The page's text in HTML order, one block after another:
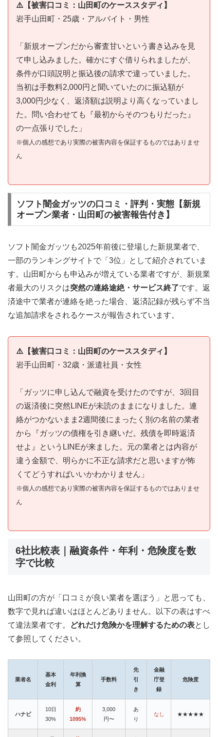
⚠️【被害口コミ：山田町のケーススタディ】
岩手山田町・25歳・アルバイト・男性
「新規オープンだから審査甘いという書き込みを見
て申し込みました。確かにすぐ借りられましたが、
条件が口頭説明と振込後の請求で違っていました。
当初は手数料2,000円と聞いていたのに振込額が
3,000円少なく、返済額は説明より高くなっていまし
た。問い合わせても『最初からそのつもりだった』
の一点張りでした」
※個人の感想であり実際の被害内容を保証するものではありませ
ん
ソフト闇金ガッツの口コミ・評判・実態【新規
オープン業者・山田町の被害報告付き】
ソフト闇金ガッツも2025年前後に登場した新規業者で、
一部のランキングサイトで「3位」として紹介されていま
す。山田町からも申込みが増えている業者ですが、新規業
者最大のリスクは突然の連絡途絶・サービス終了です。返
済途中で業者が連絡を絶った場合、返済記録が残らず不当
な追加請求をされるケースが報告されています。
⚠️【被害口コミ：山田町のケーススタディ】
岩手山田町・32歳・派遣社員・女性
「ガッツに申し込んで融資を受けたのですが、3回目
の返済後に突然LINEが未読のままになりました。連
絡がつかないまま2週間後にまったく別の名前の業者
から『ガッツの債権を引き継いだ。残債を即時返済
せよ』というLINEが来ました。元の業者とは内容が
違う金額で、明らかに不正な請求だと思いますが怖
くてどうすればいいかわかりません」
※個人の感想であり実際の被害内容を保証するものではありませ
ん
6社比較表｜融資条件・年利・危険度を数
字で比較
山田町の方が「口コミが良い業者を選ぼう」と思っても、
数字で見れば違いはほとんどありません。以下の表はすべ
て違法業者です。
どれだけ危険かを理解するための表とし
て参照してください。
業者名
基本
金利
年利換
算
手数料
先
引
き
金融
庁登
録
危険度
ハナビ
10日
30%
約
1095%
3,000
円〜
あ
り
なし ★★★★★